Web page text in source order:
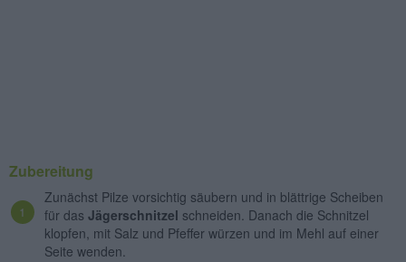
Zubereitung
Zunächst Pilze vorsichtig säubern und in blättrige Scheiben
für das Jägerschnitzel schneiden. Danach die Schnitzel
klopfen, mit Salz und Pfeffer würzen und im Mehl auf einer
Seite wenden.